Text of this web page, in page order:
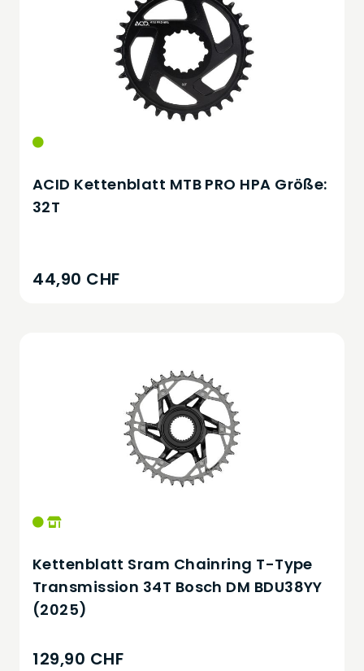
ACID Kettenblatt MTB PRO HPA Größe:
32T
44,90 CHF
Kettenblatt Sram Chainring T-Type
Transmission 34T Bosch DM BDU38YY
(2025)
129,90 CHF